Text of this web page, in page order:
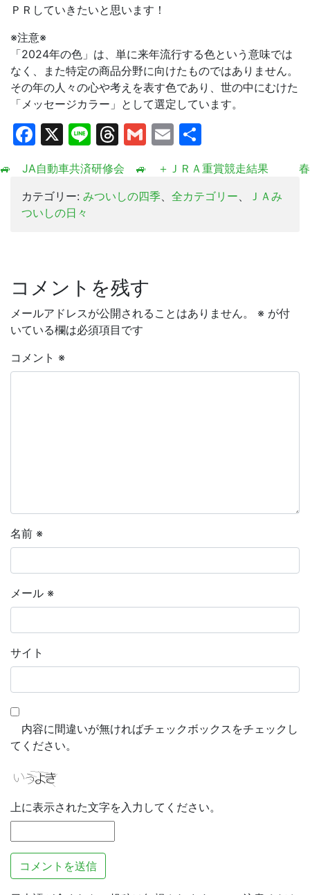
ＰＲしていきたいと思います！
※注意※
「2024年の色」は、単に来年流行する色という意味では
なく、また特定の商品分野に向けたものではありません。
その年の人々の心や考えを表す色であり、世の中にむけた
「メッセージカラー」として選定しています。
Facebook
X LineThreads
Gmail
Email
有
🚙 JA自動車共済研修会 🚙 ＋ＪＲＡ重賞競走結果
春
カテゴリー: みついしの四季 全カテゴリー
ＪＡみ
ついしの日々
コメントを残す
メールアドレスが公開されることはありません。 ※ が付
いている欄は必須項目です
コメント ※
名前 ※
メール ※
サイト
内容に間違いが無ければチェックボックスをチェックし
てください。
上に表示された文字を入力してください。